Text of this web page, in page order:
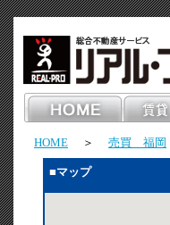
HOME ＞ 売買 福岡
■マップ